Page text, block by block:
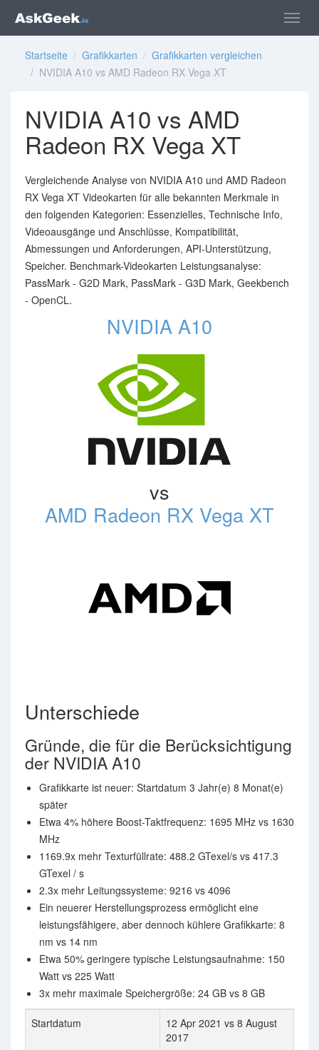
Startseite / Grafikkarten / Grafikkarten vergleichen
/ NVIDIA A10 vs AMD Radeon RX Vega XT
NVIDIA A10 vs AMD
Radeon RX Vega XT
Vergleichende Analyse von NVIDIA A10 und AMD Radeon
RX Vega XT Videokarten für alle bekannten Merkmale in
den folgenden Kategorien: Essenzielles, Technische Info,
Videoausgänge und Anschlüsse, Kompatibilität,
Abmessungen und Anforderungen, API-Unterstützung,
Speicher. Benchmark-Videokarten Leistungsanalyse:
PassMark - G2D Mark, PassMark - G3D Mark, Geekbench
- OpenCL.
NVIDIA A10
vs
AMD Radeon RX Vega XT
Unterschiede
Gründe, die für die Berücksichtigung
der NVIDIA A10
Grafikkarte ist neuer: Startdatum 3 Jahr(e) 8 Monat(e)
später
Etwa 4% höhere Boost-Taktfrequenz: 1695 MHz vs 1630
MHz
1169.9x mehr Texturfüllrate: 488.2 GTexel/s vs 417.3
GTexel / s
2.3x mehr Leitungssysteme: 9216 vs 4096
Ein neuerer Herstellungsprozess ermöglicht eine
leistungsfähigere, aber dennoch kühlere Grafikkarte: 8
nm vs 14 nm
Etwa 50% geringere typische Leistungsaufnahme: 150
Watt vs 225 Watt
3x mehr maximale Speichergröße: 24 GB vs 8 GB
Startdatum
12 Apr 2021 vs 8 August
2017